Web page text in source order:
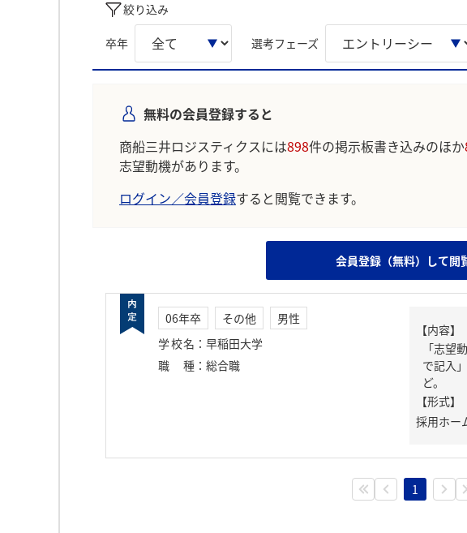
絞り込み
卒年 選考フェーズ
無料の会員登録すると
商船三井ロジスティクスには898件の掲示板書き込みのほか
志望動機があります。
ログイン／会員登録すると閲覧できます。
会員登録（無料）して閲
06年卒 その他
男性
学校名 ： 早稲田大学
職種 ： 総合職
【内容】
「志望
で記入
ど。
【形式】
採用ホー
1